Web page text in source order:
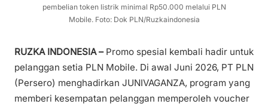
pembelian token listrik minimal Rp50.000 melalui PLN
Mobile. Foto: Dok PLN/Ruzkaindonesia
RUZKA INDONESIA –Promo spesial kembali hadir untuk
pelanggan setia PLN Mobile. Di awal Juni 2026, PT PLN
(Persero) menghadirkan JUNIVAGANZA, program yang
memberi kesempatan pelanggan memperoleh voucher